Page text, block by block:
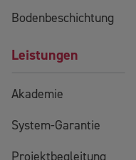
Bodenbeschichtung
Leistungen
Akademie
System-Garantie